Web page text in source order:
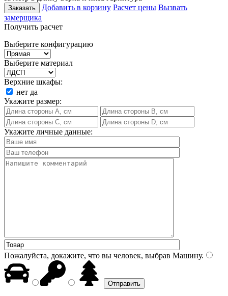
Заказать Добавить в корзину Расчет цены Вызвать
замерщика
Получить расчет
Выберите конфигурацию
Выберите материал
Верхние шкафы:
нет да
Укажите размер:
Укажите личные данные:
Пожалуйста, докажите, что вы человек, выбрав Машину.